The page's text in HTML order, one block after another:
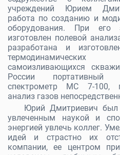
учреждений Юрием
работа по созданию и
оборудования. При его
изготовлен полевой
разработана и
самоизливающихся
России портативный
спектрометр МС 7-100,
анализ газов
Юрий Дмитриевич
увлеченным наукой и
энергией увлечь коллег.
идей и страстно их
компании, ее центром